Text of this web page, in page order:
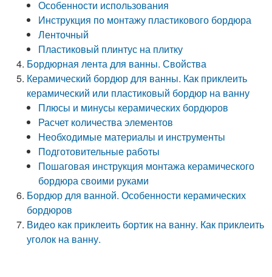
Особенности использования
Инструкция по монтажу пластикового бордюра
Ленточный
Пластиковый плинтус на плитку
Бордюрная лента для ванны. Свойства
Керамический бордюр для ванны. Как приклеить
керамический или пластиковый бордюр на ванну
Плюсы и минусы керамических бордюров
Расчет количества элементов
Необходимые материалы и инструменты
Подготовительные работы
Пошаговая инструкция монтажа керамического
бордюра своими руками
Бордюр для ванной. Особенности керамических
бордюров
Видео как приклеить бортик на ванну. Как приклеить
уголок на ванну.